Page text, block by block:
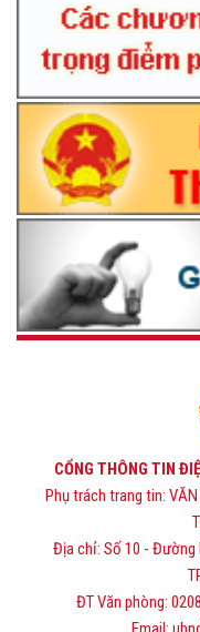
CỔNG THÔNG TIN
Phụ trách trang tin: VĂN
Địa chỉ: Số 10 - Đường
ĐT Văn phòng: